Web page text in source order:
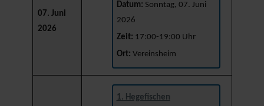
07. Juni
2026
Datum: Sonntag, 07. Juni
2026
Zeit: 17:00-19:00 Uhr
Ort: Vereinsheim
1. Hegefischen